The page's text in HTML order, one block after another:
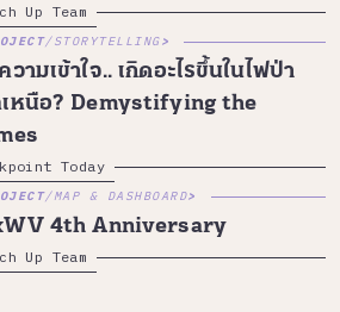
Up Team
/STORYTELLING
วามเข้าใจ.. เกิดอะไรขึ้นในไฟป่า
หนือ? Demystifying the
Today
/MAP & DASHBOARD
4th Anniversary
Up Team